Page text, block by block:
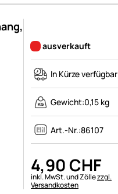
ausverkauft
In Kürze verfügbar
Gewicht:0,15 kg
Art.-Nr.:86107
4,90CHF
Steuerhinweis:
inkl. MwSt. und Zöllezzgl.
Versandkosten